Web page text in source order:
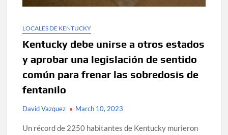
LOCALES DE KENTUCKY
Kentucky debe unirse a otros estados
y aprobar una legislación de sentido
común para frenar las sobredosis de
fentanilo
David Vazquez March 10, 2023
Un récord de 2250 habitantes de Kentucky murieron